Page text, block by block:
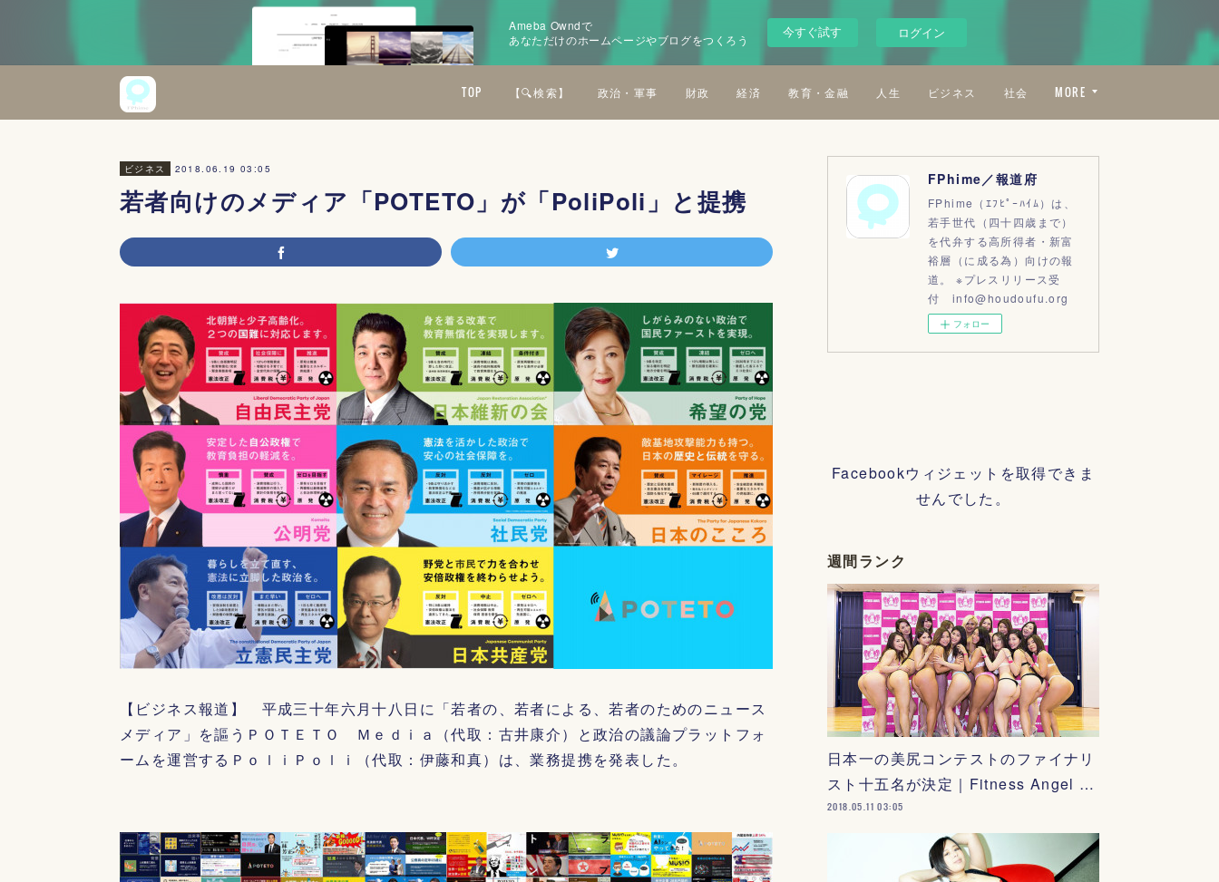
Ameba Owndで
あなただけのホームページやブログをつくろう
今すぐ試す ログイン
TOP 【🔍検索】 政治・軍事 財政 経済 教育・金融 人生 ビジネス 社会 MORE
ビジネス 2018.06.19 03:05
若者向けのメディア「POTETO」が「PoliPoli」と提携
【ビジネス報道】 平成三十年六月十八日に「若者の、若者による、若者のためのニュース
メディア」を謳うＰＯＴＥＴＯ Ｍｅｄｉａ（代取：古井康介）と政治の議論プラットフォ
ームを運営するＰｏｌｉＰｏｌｉ（代取：伊藤和真）は、業務提携を発表した。
FPhime／報道府
FPhime（ｴﾌﾋﾟｰﾊｲﾑ）は、
若手世代（四十四歳まで）
を代弁する高所得者・新富
裕層（に成る為）向けの報
道。 ※プレスリリース受
付 info@houdoufu.org
フォロー
Facebookウィジェットを取得できま
せんでした。
週間ランク
日本一の美尻コンテストのファイナリ
スト十五名が決定｜Fitness Angel …
2018.05.11 03:05